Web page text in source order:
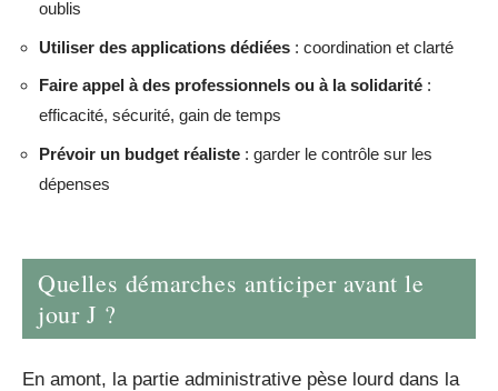
oublis
Utiliser des applications dédiées : coordination et clarté
Faire appel à des professionnels ou à la solidarité :
efficacité, sécurité, gain de temps
Prévoir un budget réaliste : garder le contrôle sur les
dépenses
Quelles démarches anticiper avant le
jour J ?
En amont, la partie administrative pèse lourd dans la